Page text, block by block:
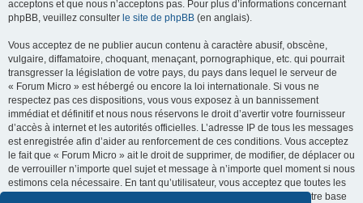
acceptons et que nous n’acceptons pas. Pour plus d’informations concernant
phpBB, veuillez consulter le site de phpBB (en anglais).
Vous acceptez de ne publier aucun contenu à caractère abusif, obscène,
vulgaire, diffamatoire, choquant, menaçant, pornographique, etc. qui pourrait
transgresser la législation de votre pays, du pays dans lequel le serveur de
« Forum Micro » est hébergé ou encore la loi internationale. Si vous ne
respectez pas ces dispositions, vous vous exposez à un bannissement
immédiat et définitif et nous nous réservons le droit d’avertir votre fournisseur
d’accès à internet et les autorités officielles. L’adresse IP de tous les messages
est enregistrée afin d’aider au renforcement de ces conditions. Vous acceptez
le fait que « Forum Micro » ait le droit de supprimer, de modifier, de déplacer ou
de verrouiller n’importe quel sujet et message à n’importe quel moment si nous
estimons cela nécessaire. En tant qu’utilisateur, vous acceptez que toutes les
informations que vous avez renseignées soient enregistrées dans notre base